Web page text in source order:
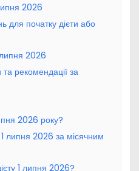
2026
для початку дієти або
2026
рекомендації за
2026 року?
липня 2026 за місячним
1 липня 2026?